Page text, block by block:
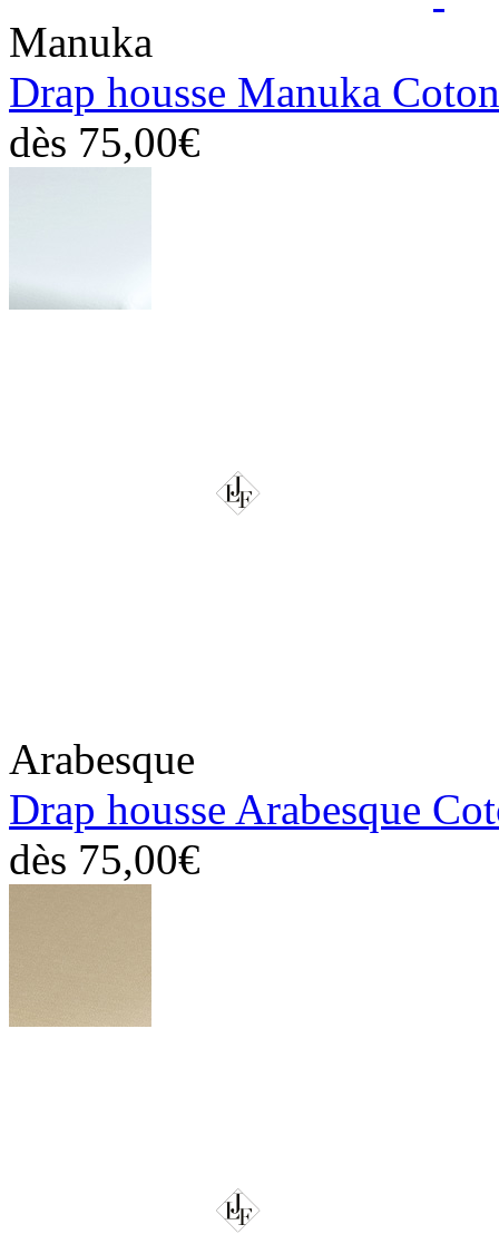
Manuka
Drap housse Manuka Coton
dès 75,00€
Arabesque
Drap housse Arabesque
dès 75,00€